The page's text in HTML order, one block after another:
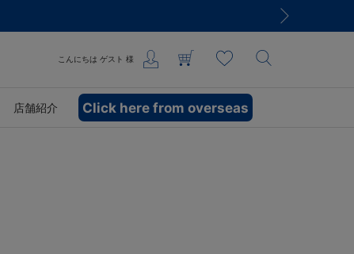
こんにちは ゲスト 様
店舗紹介 Click here from overseas